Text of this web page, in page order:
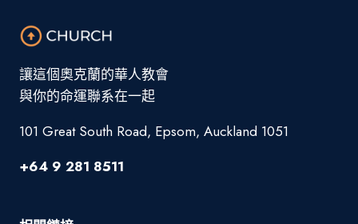
讓這個奧克蘭的華人教會
與你的命運聯系在一起
101 Great South Road, Epsom, Auckland 1051
+64 9 281 8511